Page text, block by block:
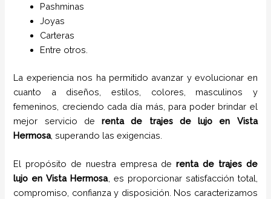
Pashminas
Joyas
Carteras
Entre otros.
La experiencia nos ha permitido avanzar y evolucionar en
cuanto a diseños, estilos, colores, masculinos y
femeninos, creciendo cada día más, para poder brindar el
mejor servicio derenta de trajes de lujo en Vista
Hermosa, superando las exigencias.
El propósito de nuestra empresa derenta de trajes de
lujo enVista Hermosa, es proporcionar satisfacción total,
compromiso, confianza y disposición. Nos caracterizamos